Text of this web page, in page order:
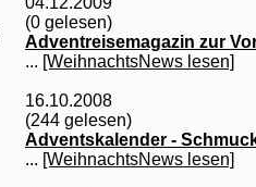
(0 gelesen)
Adventreisemagazin zur
... [WeihnachtsNews lesen]
16.10.2008
(244 gelesen)
Adventskalender -
... [WeihnachtsNews lesen]